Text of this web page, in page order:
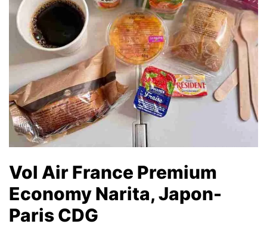
Vol Air France Premium
Economy Narita, Japon-
Paris CDG